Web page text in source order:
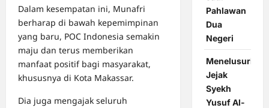
Dalam kesempatan ini, Munafri
berharap di bawah kepemimpinan
yang baru, POC Indonesia semakin
maju dan terus memberikan
manfaat positif bagi masyarakat,
khususnya di Kota Makassar.
Dia juga mengajak seluruh
Pahlawan
Dua
Negeri
Menelusuri
Jejak
Syekh
Yusuf Al-